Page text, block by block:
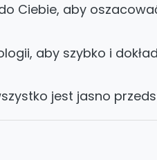
Ciebie, aby
aby szybko i
jest jasno